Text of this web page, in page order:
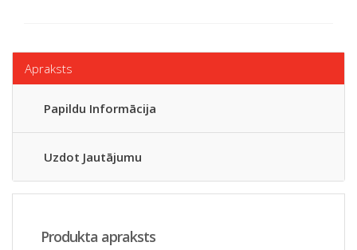
Apraksts
Papildu Informācija
Uzdot Jautājumu
Produkta apraksts